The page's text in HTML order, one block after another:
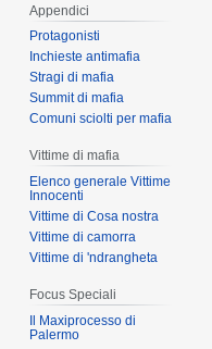
Appendici
Protagonisti
Inchieste antimafia
Stragi di mafia
Summit di mafia
Comuni sciolti per mafia
Vittime di mafia
Elenco generale Vittime
Innocenti
Vittime di Cosa nostra
Vittime di camorra
Vittime di 'ndrangheta
Focus Speciali
Il Maxiprocesso di
Palermo